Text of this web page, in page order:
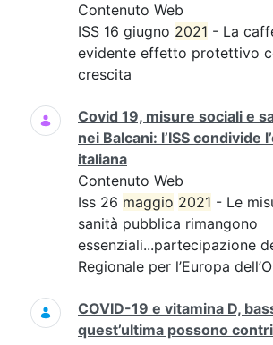
Contenuto Web
ISS 16 giugno 2021 - La
evidente effetto protettivo
crescita
Covid 19, misure sociali e
nei Balcani: l’ISS condivide
italiana
Contenuto Web
Iss 26 maggio 2021 - Le
sanità pubblica rimangono
essenziali...partecipazione
Regionale per l’Europa
COVID-19 e vitamina D,
quest’ultima possono